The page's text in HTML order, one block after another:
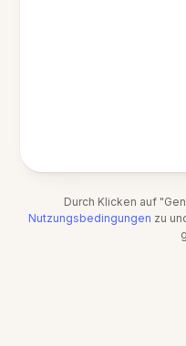
Durch Klicken auf
Nutzungsbedingungen zu